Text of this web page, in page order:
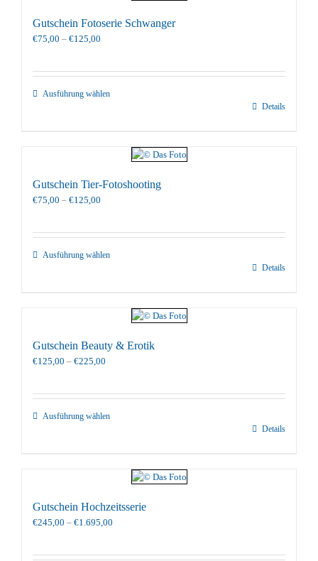
Gutschein Fotoserie Schwanger
€75,00 – €125,00
€125,00
Ausführung wählen
Details
Gutschein Tier-Fotoshooting
€75,00 – €125,00
€125,00
Ausführung wählen
Details
Gutschein Beauty & Erotik
€125,00 – €225,00
€225,00
Ausführung wählen
Details
Gutschein Hochzeitsserie
€245,00 – €1.695,00